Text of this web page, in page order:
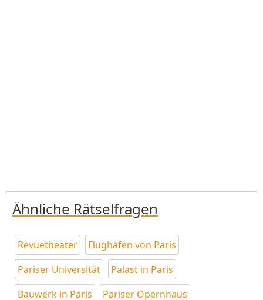
Ähnliche Rätselfragen
Revuetheater
Flughafen von Paris
Pariser Universität
Palast in Paris
Bauwerk in Paris
Pariser Opernhaus